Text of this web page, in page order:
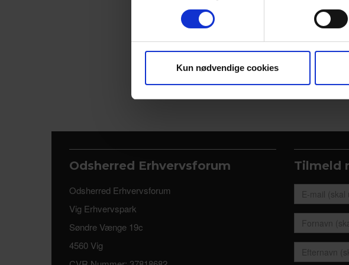
vores trafik. Vi deler også oplysninger om din
Kun nødvendige cookies
Odsherred Erhvervsforum
Odsherred Erhvervsforum
Vig Erhvervspark
Søndre Vænge 19c
4560 Vig
Tilmeld